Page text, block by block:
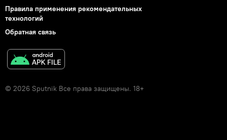
Правила применения рекомендательных
технологий
Обратная связь
© 2026 Sputnik Все права защищены. 18+